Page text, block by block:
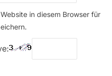
in diesem Browser für